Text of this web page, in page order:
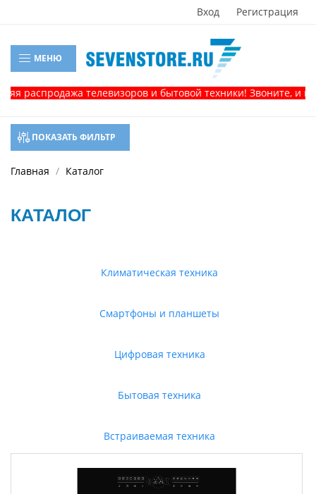
Вход Регистрация
МЕНЮ
телевизоров и бытовой техники! Звоните, и
ПОКАЗАТЬ ФИЛЬТР
Главная Каталог
КАТАЛОГ
Климатическая техника
Смартфоны и планшеты
Цифровая техника
Бытовая техника
Встраиваемая техника